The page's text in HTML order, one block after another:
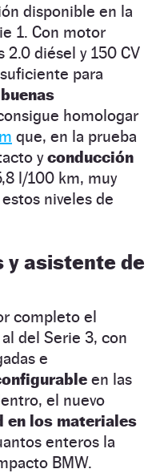
disponible en la
1. Con motor
diésel y 150 CV
para
homologar
que, en la prueba
yconducción
l/100 km, muy
niveles de
y asistente de
completo el
del Serie 3, con
e
en las
el nuevo
en los materiales
enteros la
BMW.